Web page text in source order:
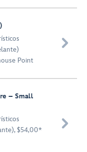
Point

– Small
$54,00*
